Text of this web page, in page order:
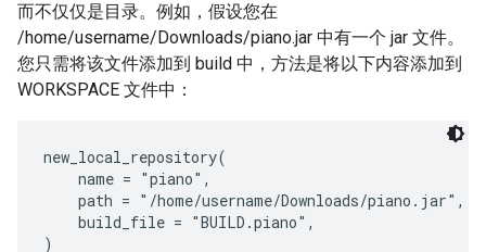
而不仅仅是目录。例如，假设您在
/home/username/Downloads/piano.jar 中有一个 jar 文件。
您只需将该文件添加到 build 中，方法是将以下内容添加到
WORKSPACE 文件中：
new_local_repository(
    name = "piano",
    path = "/home/username/Downloads/piano.jar",
    build_file = "BUILD.piano",